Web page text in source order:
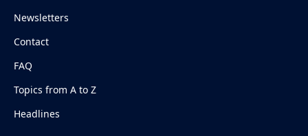
Newsletters
Contact
FAQ
Topics from A to Z
Headlines